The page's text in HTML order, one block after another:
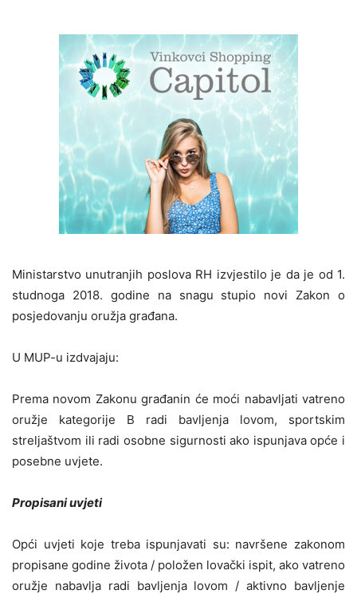
Ministarstvo unutranjih poslova RH izvjestilo je da je od 1.
studnoga 2018. godine na snagu stupio novi Zakon o
posjedovanju oružja građana.
U MUP-u izdvajaju:
Prema novom Zakonu građanin će moći nabavljati vatreno
oružje kategorije B radi bavljenja lovom, sportskim
streljaštvom ili radi osobne sigurnosti ako ispunjava opće i
posebne uvjete.
Propisani uvjeti
Opći uvjeti koje treba ispunjavati su: navršene zakonom
propisane godine života / položen lovački ispit, ako vatreno
oružje nabavlja radi bavljenja lovom / aktivno bavljenje